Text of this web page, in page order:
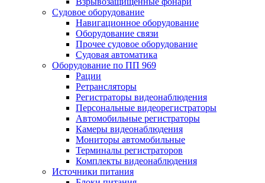
Судовое оборудование
Навигационное оборудование
Оборудование связи
Прочее судовое оборудование
Судовая автоматика
Оборудование по ПП 969
Рации
Ретрансляторы
Регистраторы видеонаблюдения
Персональные видеорегистраторы
Автомобильные регистраторы
Камеры видеонаблюдения
Мониторы автомобильные
Терминалы регистраторов
Комплекты видеонаблюдения
Источники питания